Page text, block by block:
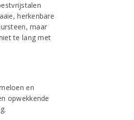
herkenbare
maar
te lang met
en
opwekkende